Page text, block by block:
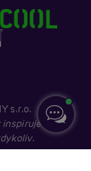
s.r.o.
inspiruje k